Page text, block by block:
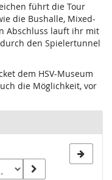
führt die Tour
die Bushalle, Mixed-
Abschluss lauft ihr mit
den Spielertunnel
dem HSV-Museum
die Möglichkeit, vor